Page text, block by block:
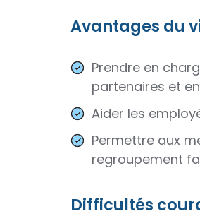
Avantages du
Prendre en
partenaires et
Aider les
Permettre aux
regroupement
Difficultés